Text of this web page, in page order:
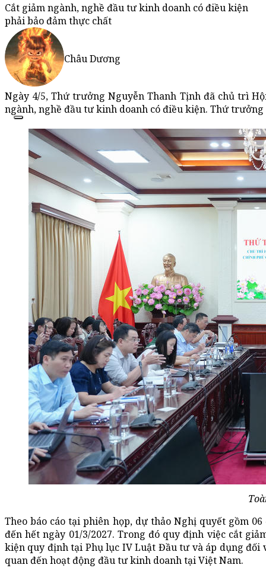
Cắt giảm ngành, nghề đầu tư kinh doanh có điều kiện
phải bảo đảm thực chất
Châu Dương
Ngày 4/5, Thứ trưởng Nguyễn Thanh Tịnh đã chủ trì
ngành, nghề đầu tư kinh doanh có điều kiện. Thứ trưởng
Theo báo cáo tại phiên họp, dự thảo Nghị quyết gồm
đến hết ngày 01/3/2027. Trong đó quy định việc cắt
kiện quy định tại Phụ lục IV Luật Đầu tư và áp dụng đối
quan đến hoạt động đầu tư kinh doanh tại Việt Nam.